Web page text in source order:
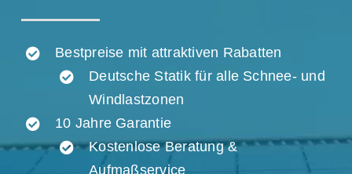
Bestpreise mit attraktiven Rabatten
Deutsche Statik für alle Schnee- und
Windlastzonen
10 Jahre Garantie
Kostenlose Beratung &
Aufmaßservice